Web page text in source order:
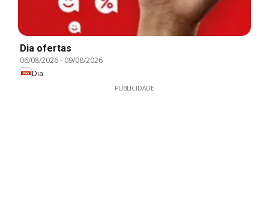
Dia ofertas
06/08/2026- 09/08/2026
Dia
PUBLICIDADE